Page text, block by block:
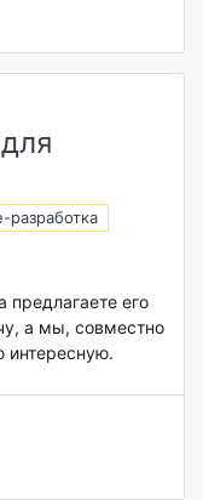
разработка
его
а мы, совместно
интересную.